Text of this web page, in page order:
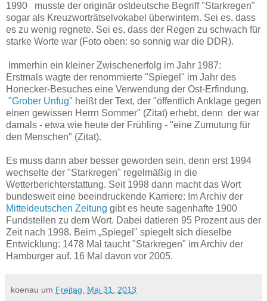
1990 musste der originär ostdeutsche Begriff "Starkregen"
sogar als Kreuzworträtselvokabel überwintern. Sei es, dass
es zu wenig regnete. Sei es, dass der Regen zu schwach für
starke Worte war (Foto oben: so sonnig war die DDR).
Immerhin ein kleiner Zwischenerfolg im Jahr 1987:
Erstmals wagte der renommierte "Spiegel" im Jahr des
Honecker-Besuches eine Verwendung der Ost-Erfindung.
"Grober Unfug" heißt der Text, der "öffentlich Anklage gegen
einen gewissen Herrn Sommer" (Zitat) erhebt, denn der war
damals - etwa wie heute der Frühling - "eine Zumutung für
den Menschen" (Zitat).
Es muss dann aber besser geworden sein, denn erst 1994
wechselte der "Starkregen" regelmäßig in die
Wetterberichterstattung. Seit 1998 dann macht das Wort
bundesweit eine beeindruckende Karriere: Im Archiv der
Mitteldeutschen Zeitung gibt es heute sagenhafte 1900
Fundstellen zu dem Wort. Dabei datieren 95 Prozent aus der
Zeit nach 1998. Beim „Spiegel" spiegelt sich dieselbe
Entwicklung: 1478 Mal taucht "Starkregen" im Archiv der
Hamburger auf. 16 Mal davon vor 2005.
koenau um Freitag, Mai 31, 2013